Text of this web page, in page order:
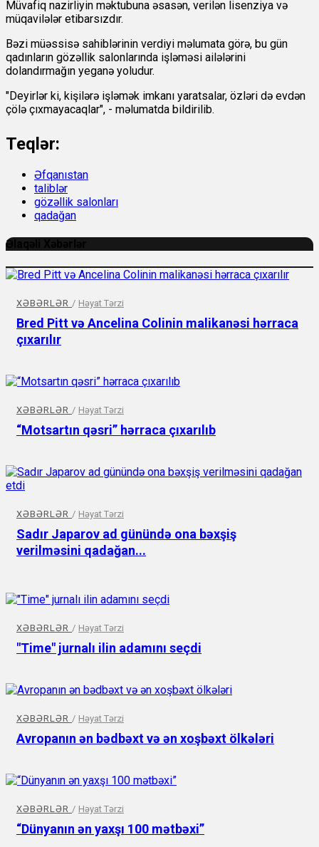
Müvafiq nazirliyin məktubuna əsasən, verilən lisenziya və
müqavilələr etibarsızdır.
Bəzi müəssisə sahiblərinin verdiyi məlumata görə, bu gün
qadınların gözəllik salonlarında işləməsi ailələrini
dolandırmağın yeganə yoludur.
"Deyirlər ki, kişilərə işləmək imkanı yaratsalar, özləri də evdən
çölə çıxmayacaqlar", - məlumatda bildirilib.
Teqlər:
Əfqanıstan
taliblər
gözəllik salonları
qadağan
Əlaqəli Xəbərlər
XƏBƏRLƏR / Həyat Tərzi
Bred Pitt və Ancelina Colinin malikanəsi hərraca
çıxarılır
XƏBƏRLƏR / Həyat Tərzi
“Motsartın qəsri” hərraca çıxarılıb
XƏBƏRLƏR / Həyat Tərzi
Sadır Japarov ad günündə ona bəxşiş
verilməsini qadağan...
XƏBƏRLƏR / Həyat Tərzi
"Time" jurnalı ilin adamını seçdi
XƏBƏRLƏR / Həyat Tərzi
Avropanın ən bədbəxt və ən xoşbəxt ölkələri
XƏBƏRLƏR / Həyat Tərzi
“Dünyanın ən yaxşı 100 mətbəxi”